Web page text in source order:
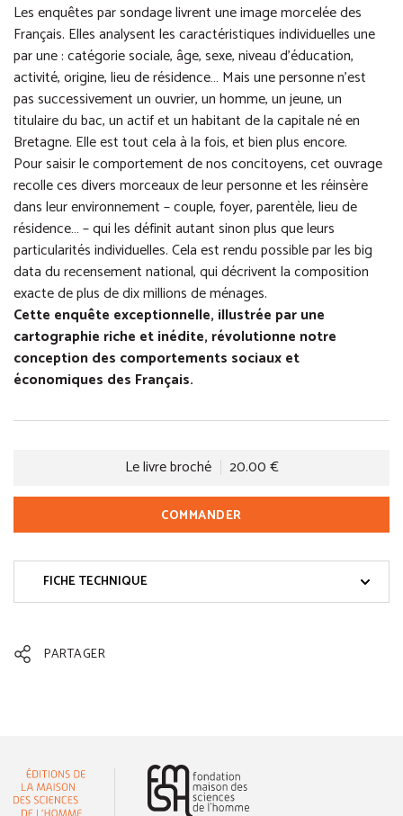
Les enquêtes par sondage livrent une image morcelée des
Français. Elles analysent les caractéristiques individuelles une
par une : catégorie sociale, âge, sexe, niveau d’éducation,
activité, origine, lieu de résidence… Mais une personne n’est
pas successivement un ouvrier, un homme, un jeune, un
titulaire du bac, un actif et un habitant de la capitale né en
Bretagne. Elle est tout cela à la fois, et bien plus encore.
Pour saisir le comportement de nos concitoyens, cet ouvrage
recolle ces divers morceaux de leur personne et les réinsère
dans leur environnement – couple, foyer, parentèle, lieu de
résidence… – qui les définit autant sinon plus que leurs
particularités individuelles. Cela est rendu possible par les big
data du recensement national, qui décrivent la composition
exacte de plus de dix millions de ménages.
Cette enquête exceptionnelle, illustrée par une
cartographie riche et inédite, révolutionne notre
conception des comportements sociaux et
économiques des Français.
Le livre broché 20.00 €
COMMANDER
FICHE TECHNIQUE
PARTAGER